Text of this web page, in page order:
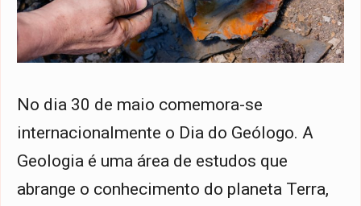
No dia 30 de maio comemora-se
internacionalmente o Dia do Geólogo. A
Geologia é uma área de estudos que
abrange o conhecimento do planeta Terra,